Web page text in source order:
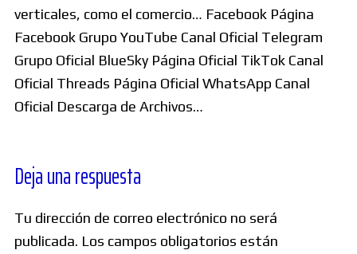
verticales, como el comercio… Facebook Página
Facebook Grupo YouTube Canal Oficial Telegram
Grupo Oficial BlueSky Página Oficial TikTok Canal
Oficial Threads Página Oficial WhatsApp Canal
Oficial Descarga de Archivos…
Deja una respuesta
Tu dirección de correo electrónico no será
publicada. Los campos obligatorios están